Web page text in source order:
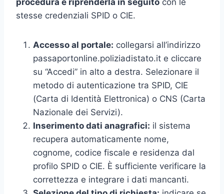
stesse credenziali SPID o CIE.
Accesso al portale: collegarsi all’indirizzo
passaportonline.poliziadistato.it e cliccare
su “Accedi” in alto a destra. Selezionare il
metodo di autenticazione tra SPID, CIE
(Carta di Identità Elettronica) o CNS (Carta
Nazionale dei Servizi).
Inserimento dati anagrafici: il sistema
recupera automaticamente nome,
cognome, codice fiscale e residenza dal
profilo SPID o CIE. È sufficiente verificare la
correttezza e integrare i dati mancanti.